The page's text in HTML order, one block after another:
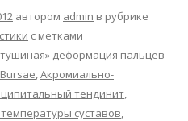
автором admin в рубрике
с метками
деформация пальцев
Bursae,Акромиально-
тендинит,
суставов,